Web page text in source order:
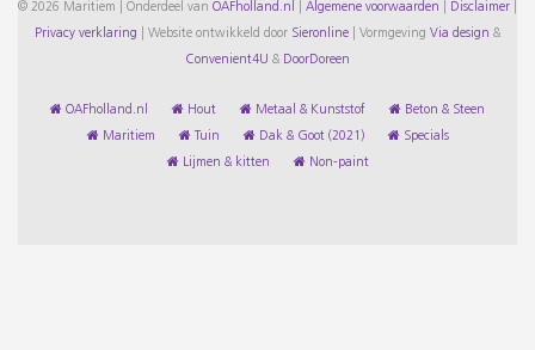
© 2026 Maritiem | Onderdeel van OAFholland.nl Algemene voorwaarden Disclaimer
Privacy verklaring Website ontwikkeld door Sieronline Vormgeving Via design &
Convenient4U & DoorDoreen
OAFholland.nl Hout Metaal & Kunststof Beton & Steen
Maritiem Tuin Dak & Goot (2021) Specials
Lijmen & kitten Non-paint